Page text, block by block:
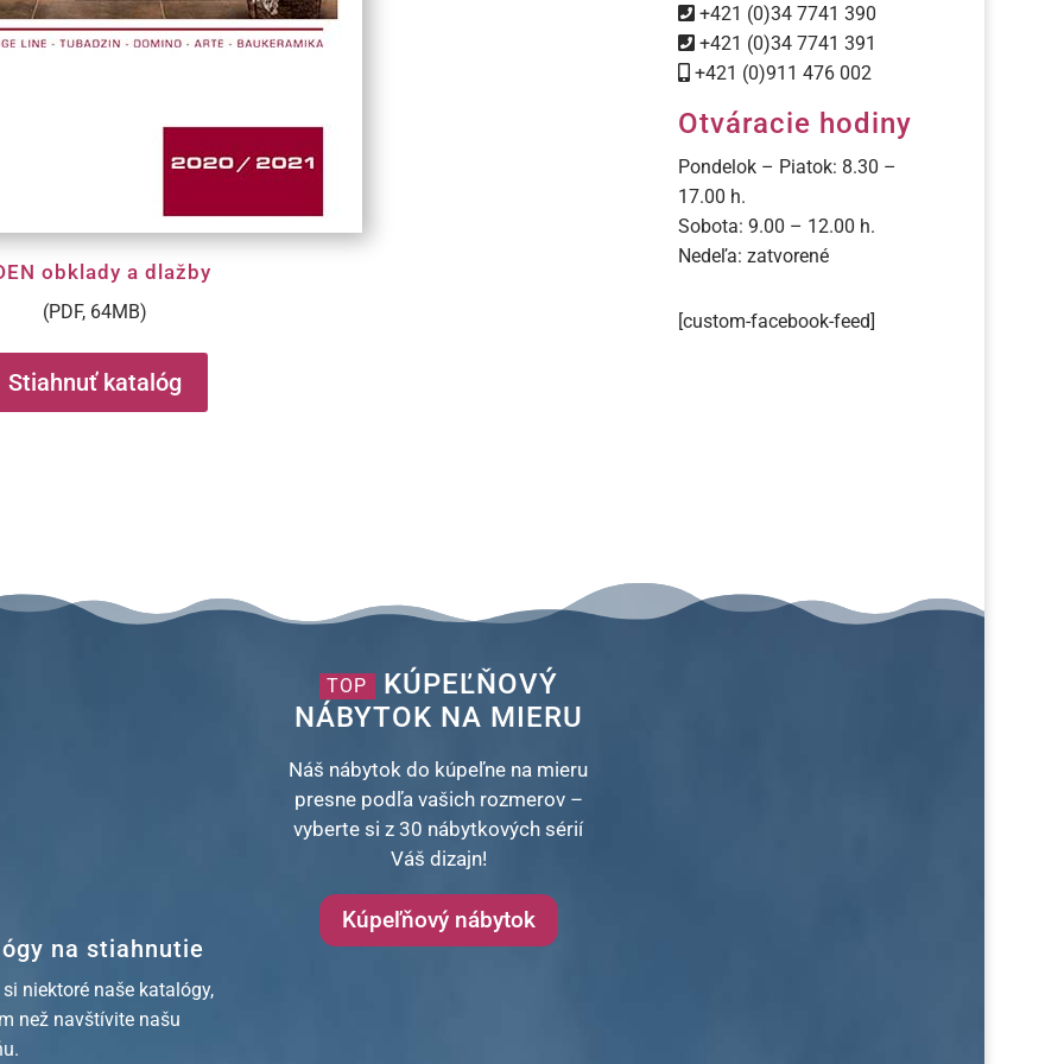
obklady a dlažby
(PDF, 64MB)
Stiahnuť katalóg
+421 (0)34 7741 390
+421 (0)34 7741 391
+421 (0)911 476 002
Otváracie hodiny
Pondelok – Piatok: 8.30 –
17.00 h.
Sobota: 9.00 – 12.00 h.
Nedeľa: zatvorené
[custom-facebook-feed]
na stiahnutie
niektoré naše katalógy,
než navštívite našu
TOP
KÚPEĽŇOVÝ
NÁBYTOK NA MIERU
Náš nábytok do kúpeľne na mieru
presne podľa vašich rozmerov –
vyberte si z 30 nábytkových sérií
Váš dizajn!
Kúpeľňový nábytok